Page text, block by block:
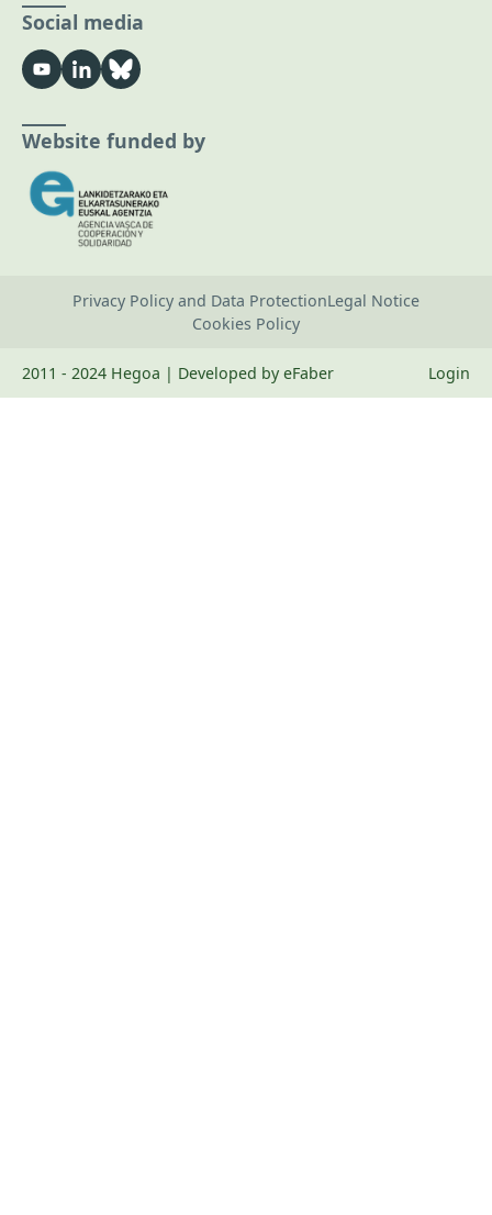
Social media
Website funded by
Privacy Policy and Data ProtectionLegal Notice
Cookies Policy
2011 - 2024 Hegoa | Developed by eFaber Login